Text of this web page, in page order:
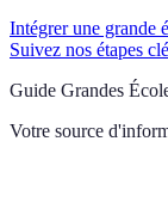
Intégrer une grande
Suivez nos étapes
Guide Grandes
Votre source